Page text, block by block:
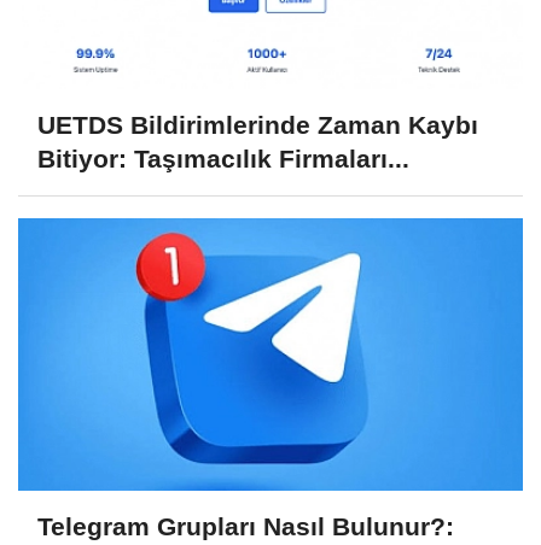
UETDS Bildirimlerinde Zaman Kaybı
Bitiyor: Taşımacılık Firmaları...
Telegram Grupları Nasıl Bulunur?: